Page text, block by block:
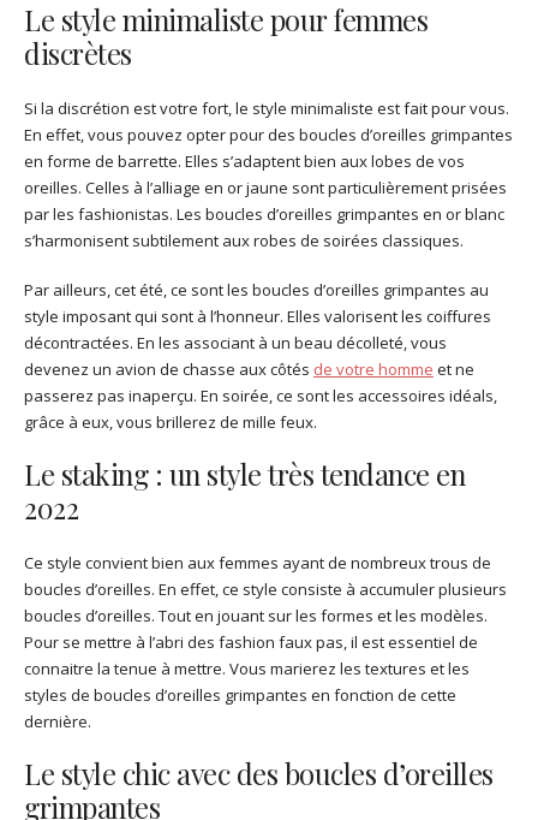
Le style minimaliste pour femmes
discrètes
Si la discrétion est votre fort, le style minimaliste est fait pour vous.
En effet, vous pouvez opter pour des boucles d’oreilles grimpantes
en forme de barrette. Elles s’adaptent bien aux lobes de vos
oreilles. Celles à l’alliage en or jaune sont particulièrement prisées
par les fashionistas. Les boucles d’oreilles grimpantes en or blanc
s’harmonisent subtilement aux robes de soirées classiques.
Par ailleurs, cet été, ce sont les boucles d’oreilles grimpantes au
style imposant qui sont à l’honneur. Elles valorisent les coiffures
décontractées. En les associant à un beau décolleté, vous
devenez un avion de chasse aux côtés de votre homme et ne
passerez pas inaperçu. En soirée, ce sont les accessoires idéals,
grâce à eux, vous brillerez de mille feux.
Le staking : un style très tendance en
2022
Ce style convient bien aux femmes ayant de nombreux trous de
boucles d’oreilles. En effet, ce style consiste à accumuler plusieurs
boucles d’oreilles. Tout en jouant sur les formes et les modèles.
Pour se mettre à l’abri des fashion faux pas, il est essentiel de
connaitre la tenue à mettre. Vous marierez les textures et les
styles de boucles d’oreilles grimpantes en fonction de cette
dernière.
Le style chic avec des boucles d’oreilles
grimpantes